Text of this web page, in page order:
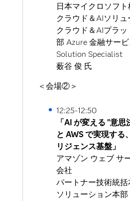
日本マイクロソフ
クラウド＆AIソリ
クラウド＆AIプラ
部 Azure 金融サー
Solution Specialist
薮谷 俊 氏
＜会場②＞
12:25-12:50
「AI が変える "意
と AWS で実現する
リジェンス基盤」
アマゾン ウェブ サ
会社
パートナー技術統
ソリューション本部